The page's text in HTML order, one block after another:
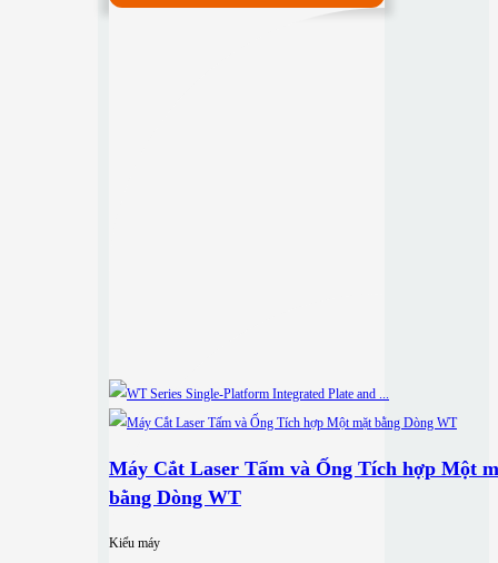
Máy Cắt Laser Tấm và Ống Tích hợp Một
bằng Dòng WT
Kiểu máy